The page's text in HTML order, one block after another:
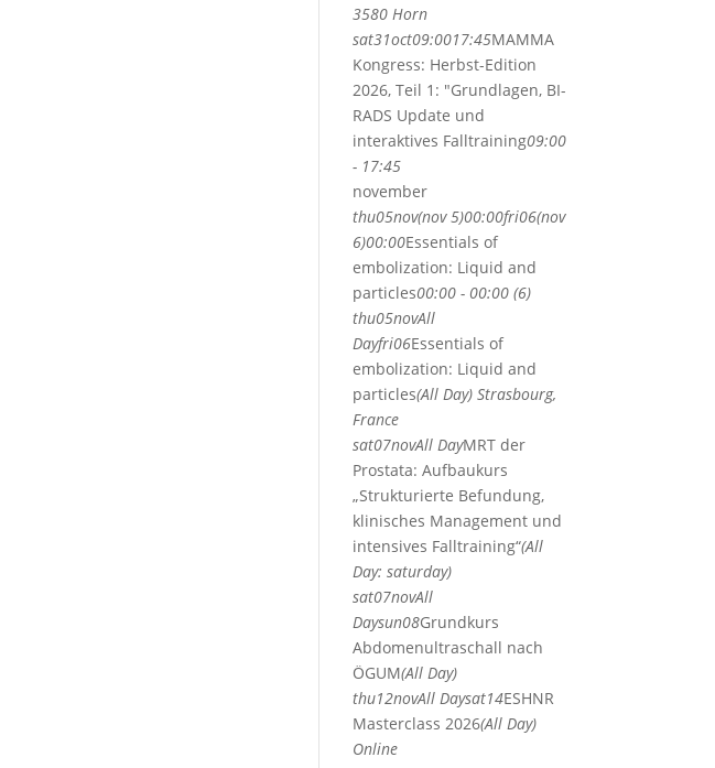
3580 Horn
sat31oct09:0017:45MAMMA
Kongress: Herbst-Edition
2026, Teil 1: "Grundlagen, BI-
RADS Update und
interaktives Falltraining09:00
- 17:45
november
thu05nov(nov 5)00:00fri06(nov
6)00:00Essentials of
embolization: Liquid and
particles00:00 - 00:00 (6)
thu05novAll
Dayfri06Essentials of
embolization: Liquid and
particles(All Day) Strasbourg,
France
sat07novAll DayMRT der
Prostata: Aufbaukurs
„Strukturierte Befundung,
klinisches Management und
intensives Falltraining“(All
Day: saturday)
sat07novAll
Daysun08Grundkurs
Abdomenultraschall nach
ÖGUM(All Day)
thu12novAll Daysat14ESHNR
Masterclass 2026(All Day)
Online